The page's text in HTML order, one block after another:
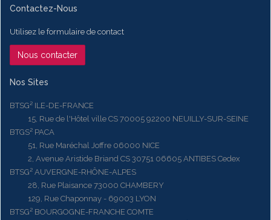
Contactez-Nous
Utilisez le formulaire de contact
Nous contacter
Nos Sites
BTSG² ILE-DE-FRANCE
15, Rue de l'Hôtel ville CS 70005 92200 NEUILLY-SUR-SEINE
BTGS² PACA
51, Rue Maréchal Joffre 06000 NICE
2, Avenue Aristide Briand CS 30751 06605 ANTIBES Cedex
BTSG² AUVERGNE-RHÔNE-ALPES
28, Rue Plaisance 73000 CHAMBERY
129, Rue Chaponnay - 69003 LYON
BTSG² BOURGOGNE-FRANCHE COMTE